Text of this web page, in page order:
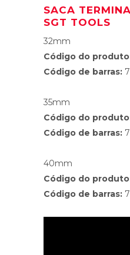
SACA
SGT TOOLS
32mm
Código do
Código de barras:
35mm
Código do
Código de barras:
40mm
Código do
Código de barras: